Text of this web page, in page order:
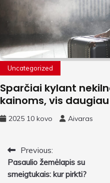
Uncategorized
Sparčiai kylant
kainoms, vis
gyvenimą užsienyje
be streso?
2025 10 kovo Aivaras
Navigacija
tarp
Previous:
Pasaulio žemėlapis su
smeigtukais: kur pirkti?